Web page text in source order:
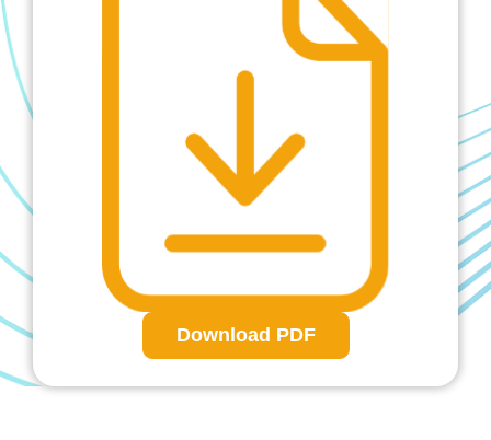
Download PDF